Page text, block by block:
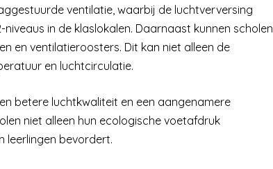
ventilatie, waarbij de luchtverversing
in de klaslokalen. Daarnaast kunnen scholen
en ventilatieroosters. Dit kan niet alleen de
en luchtcirculatie.
betere luchtkwaliteit en een aangenamere
niet alleen hun ecologische voetafdruk
leerlingen bevordert.